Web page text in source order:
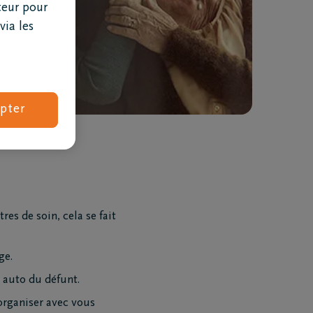
de soin, cela se fait
auto du défunt.
avec vous
pour
les